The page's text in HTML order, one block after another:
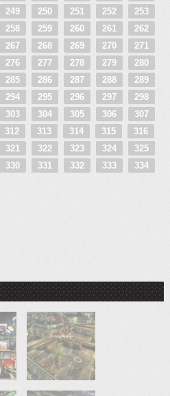
249 250 251 252
253
258 259 260 261
262
267 268 269 270
271
276 277 278 279
280
285 286 287 288
289
294 295 296 297
298
303 304 305 306
307
312 313 314 315
316
321 322 323 324
325
330 331 332 333
334